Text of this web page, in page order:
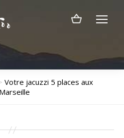
Votre jacuzzi 5 places aux